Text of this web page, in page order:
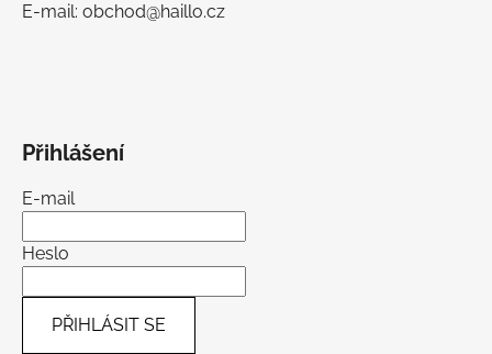
E-mail: obchod@haillo.cz
Přihlášení
E-mail
Heslo
PŘIHLÁSIT SE